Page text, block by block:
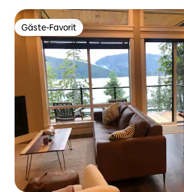
Gäste-Favorit
Gäste-Favorit